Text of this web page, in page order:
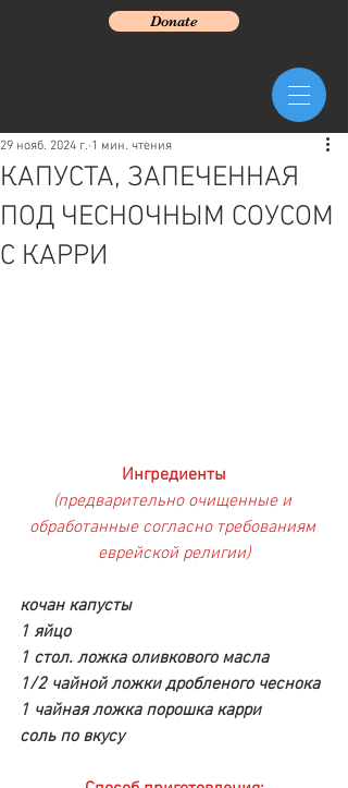
Donate
КАПУСТА, ЗАПЕЧЕННАЯ
ПОД ЧЕСНОЧНЫМ СОУСОМ
С КАРРИ
29 нояб. 2024 г. 1 мин. чтения
Ингредиенты
(предварительно очищенные и
обработанные согласно требованиям
еврейской религии)
кочан капусты
1 яйцо
1 стол. ложка оливкового масла
1/2 чайной ложки дробленого чеснока
1 чайная ложка порошка карри
соль по вкусу